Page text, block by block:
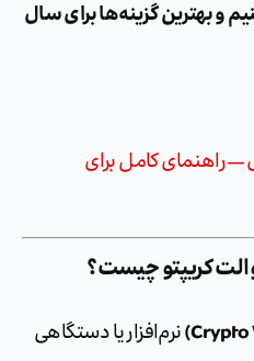
گزینه‌ها برای سال
کامل برای
چیست؟
نرم‌افزار یا دستگاهی